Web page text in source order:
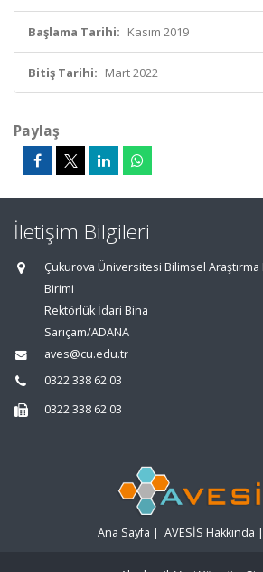
Başlama Tarihi: Kasım 2019
Bitiş Tarihi: Mart 2022
Paylaş
İletişim Bilgileri
Çukurova Üniversitesi Bilimsel
Birimi
Rektörlük İdari Bina
Sarıçam/ADANA
aves@cu.edu.tr
0322 338 62 03
0322 338 62 03
Ana Sayfa | AVESİS Hakkında |